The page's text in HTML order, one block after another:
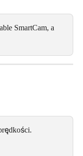
SmartCam, a